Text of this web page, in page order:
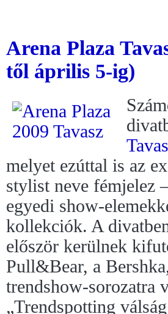
Arena Plaza
től április 5-ig)
melyet ezúttal is az
stylist neve fémjelez
egyedi show-
kollekciók. A
először kerülnek
Pull&Bear, a
trendshow-sorozatra
„Trendspotting